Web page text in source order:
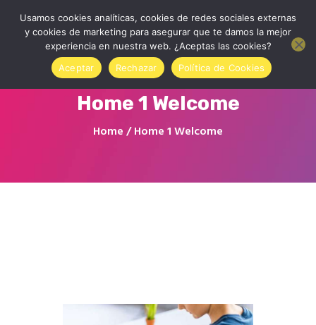
Home 1 Welcome
Home Home 1 Welcome
Inicio
Quienes somos
Usamos cookies analíticas, cookies de redes sociales externas
y cookies de marketing para asegurar que te damos la mejor
experiencia en nuestra web. ¿Aceptas las cookies?
Aceptar
Rechazar Política de Cookies